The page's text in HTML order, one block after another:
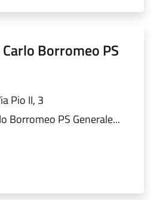
Borromeo PS
Pio II, 3
Borromeo PS Generale...